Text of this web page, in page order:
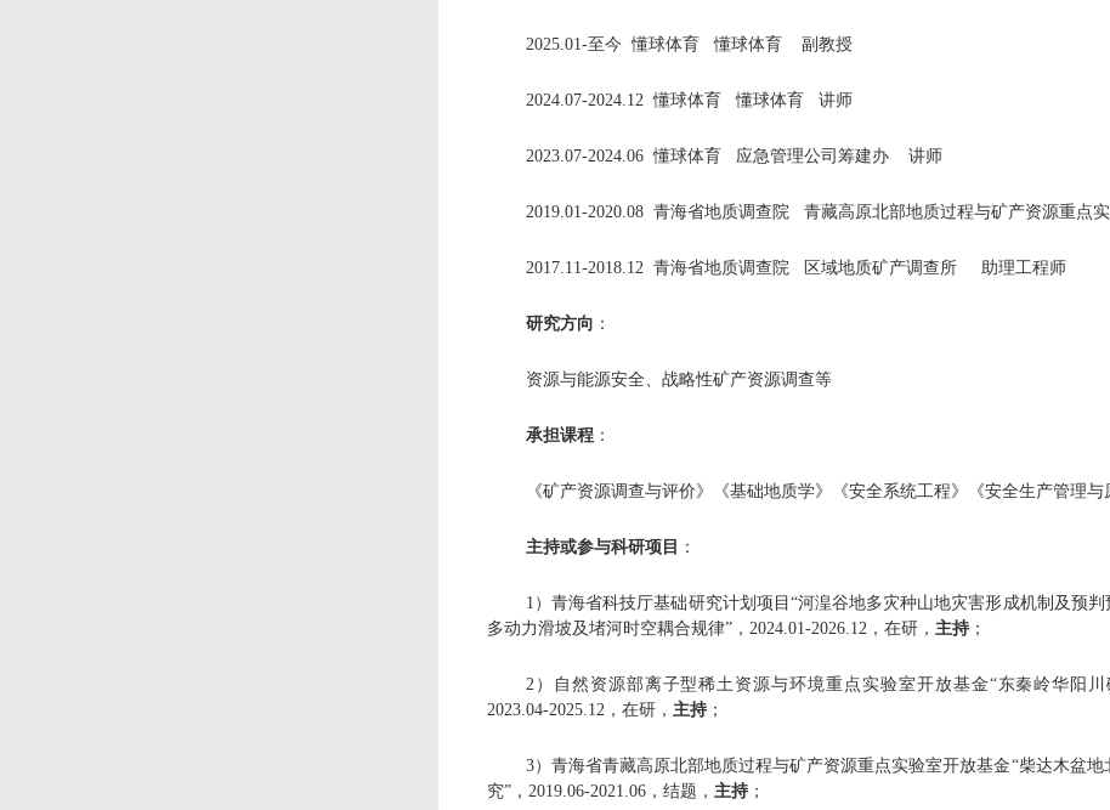
2025.01-至今 懂球体育 懂球体育 副教授
2024.07-2024.12 懂球体育 懂球体育 讲师
2023.07-2024.06懂球体育 应急管理公司筹建办 讲师
2019.01-2020.08 青海省地质调查院 青藏高原北部地质过程与矿产资源重点
2017.11-2018.12 青海省地质调查院 区域地质矿产调查所 助理工程师
研究方向 ：
资源与能源安全、战略性矿产资源调查等
承担课程 ：
《矿产资源调查与评价》《基础地质学》《安全系统工程》《安全生产管理与
主持或参与科研项目 ：
1）青海省科技厅基础研究计划项目“河湟谷地多灾种山地灾害形成机制及预
多动力滑坡及堵河时空耦合规律”，2024.01-2026.12，在研， 主持 ；
2）自然资源部离子型稀土资源与环境重点实验室开放基金“东秦岭华阳
2023.04-2025.12，在研， 主持 ；
3）青海省青藏高原北部地质过程与矿产资源重点实验室开放基金“柴达木盆
究”，2019.06-2021.06，结题， 主持 ；